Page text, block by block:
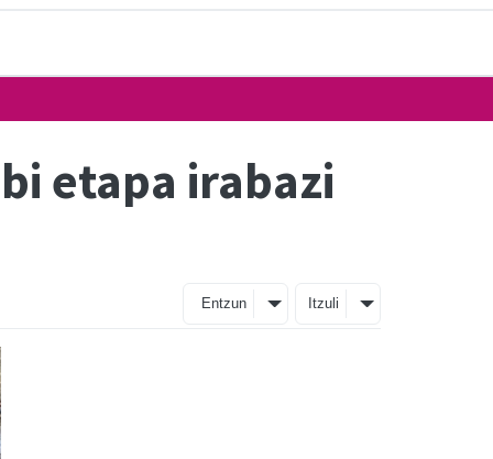
etapa irabazi
Entzun Itzuli